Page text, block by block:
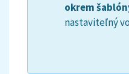
okrem
nastaviteľný